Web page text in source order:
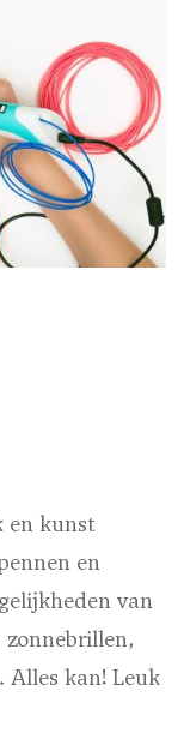
en kunst
en
van
Alles kan! Leuk